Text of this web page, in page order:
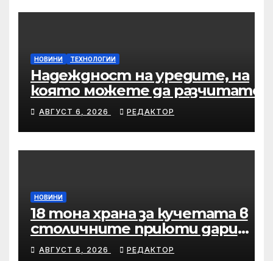
НОВИНИ ТЕХНОЛОГИИ
Надеждност на уредите, на
която можете да разчитате
АВГУСТ 6, 2026 РЕДАКТОР
НОВИНИ
18 тона храна за кучетата в
столичните приюти дари
Kaufland за година и половина
АВГУСТ 6, 2026 РЕДАКТОР